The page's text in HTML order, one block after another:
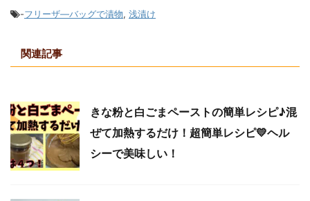
-フリーザ―バッグで漬物, 浅漬け
関連記事
きな粉と白ごまペーストの簡単レシピ♪混
ぜて加熱するだけ！超簡単レシピ💛ヘル
シーで美味しい！